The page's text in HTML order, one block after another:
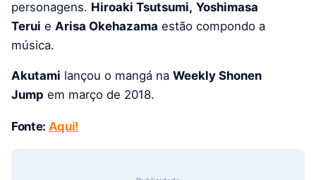
personagens. Hiroaki Tsutsumi, Yoshimasa
Terui e Arisa Okehazama estão compondo a
música.
Akutami lançou o mangá na Weekly Shonen
Jump em março de 2018.
Fonte: Aqui!